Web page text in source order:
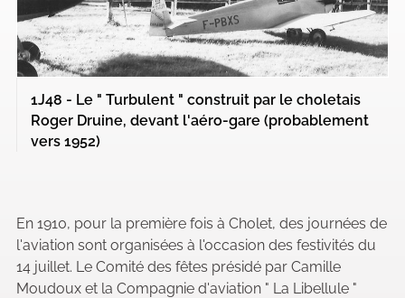
1J48 - Le " Turbulent " construit par le choletais
Roger Druine, devant l'aéro-gare (probablement
vers 1952)
En 1910, pour la première fois à Cholet, des journées de
l'aviation sont organisées à l'occasion des festivités du
14 juillet. Le Comité des fêtes présidé par Camille
Moudoux et la Compagnie d'aviation " La Libellule "